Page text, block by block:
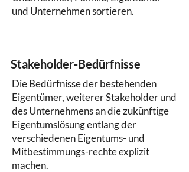
und Unternehmen sortieren.
Stakeholder-Bedürfnisse
Die Bedürfnisse der bestehenden
Eigentümer, weiterer Stakeholder und
des Unternehmens an die zukünftige
Eigentumslösung entlang der
verschiedenen Eigentums- und
Mitbestimmungs-rechte explizit
machen.